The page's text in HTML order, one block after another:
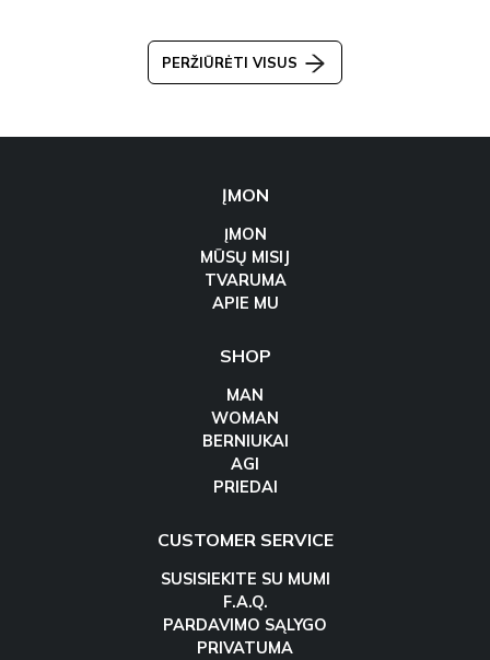
PERŽIŪRĖTI VISUS
ĮMON
ĮMON
MŪSŲ MISIJ
TVARUMA
APIE MU
SHOP
MAN
WOMAN
BERNIUKAI
AGI
PRIEDAI
CUSTOMER SERVICE
SUSISIEKITE SU MUMI
F.A.Q.
PARDAVIMO SĄLYGO
PRIVATUMA